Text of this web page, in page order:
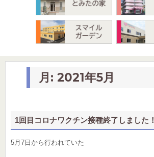
月:2021年5月
1回目コロナワクチン接種終了しました！
5月7日から行われていた